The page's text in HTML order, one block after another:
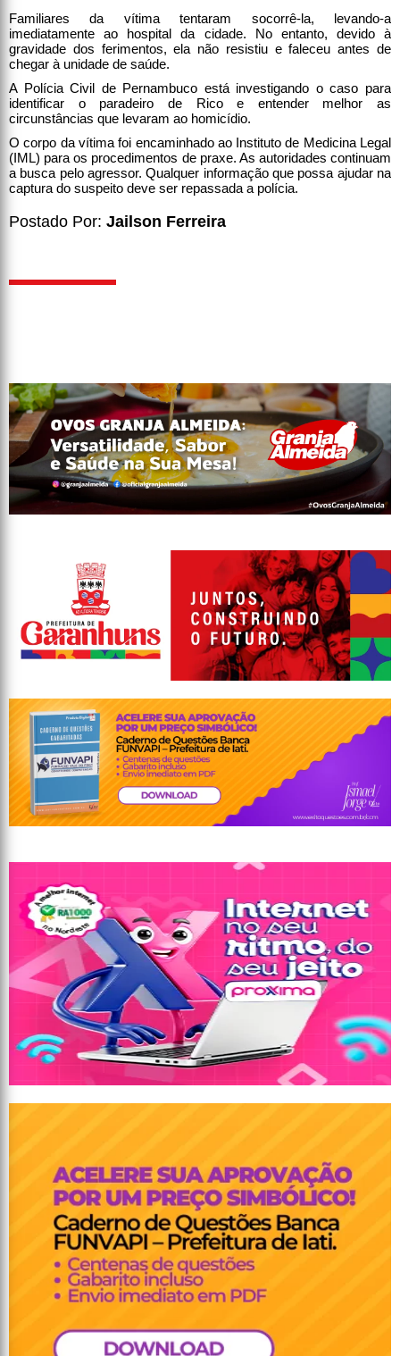
Familiares da vítima tentaram socorrê-la, levando-a
imediatamente ao hospital da cidade. No entanto, devido à
gravidade dos ferimentos, ela não resistiu e faleceu antes de
chegar à unidade de saúde.
A Polícia Civil de Pernambuco está investigando o caso para
identificar o paradeiro de Rico e entender melhor as
circunstâncias que levaram ao homicídio.
O corpo da vítima foi encaminhado ao Instituto de Medicina Legal
(IML) para os procedimentos de praxe. As autoridades continuam
a busca pelo agressor. Qualquer informação que possa ajudar na
captura do suspeito deve ser repassada a polícia.
Postado Por: Jailson Ferreira